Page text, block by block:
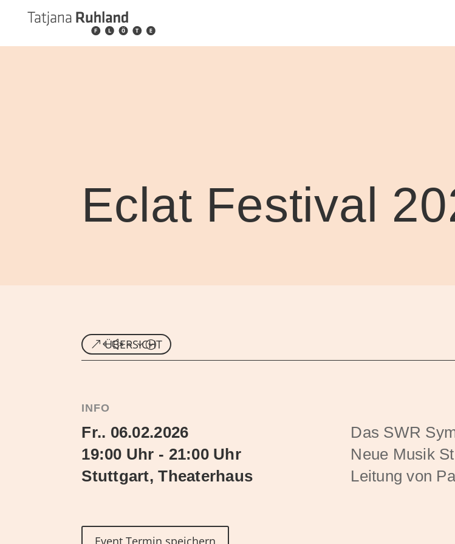
Eclat Festival
ÜBERSICHT
INFO
Fr.. 06.02.2026
19:00 Uhr - 21:00 Uhr
Stuttgart, Theaterhaus
Das SWR
Neue Musik
Leitung von